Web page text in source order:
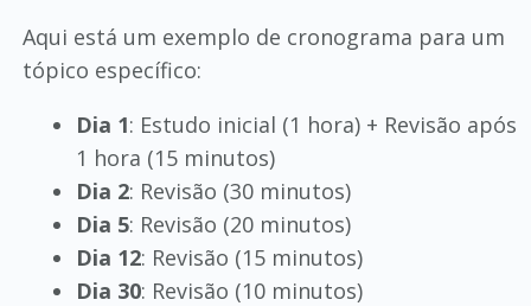
Aqui está um exemplo de cronograma para um
tópico específico:
Dia 1: Estudo inicial (1 hora) + Revisão após
1 hora (15 minutos)
Dia 2: Revisão (30 minutos)
Dia 5: Revisão (20 minutos)
Dia 12: Revisão (15 minutos)
Dia 30: Revisão (10 minutos)